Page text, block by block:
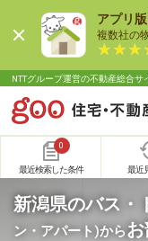
アプリ
複数社の
NTTグループ運営の不動産総合サ
0
最近検索した条件 最近
新潟県のバス・
ン・アパート)からお